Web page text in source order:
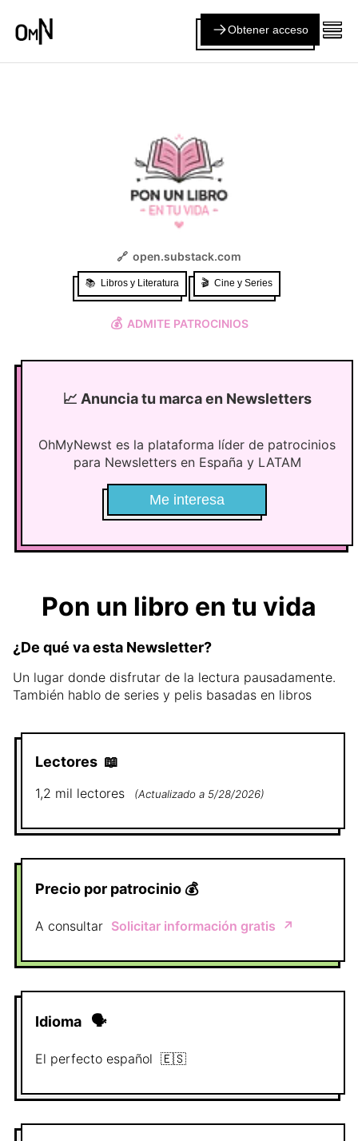
Obtener acceso
🔗 open.substack.com
📚 Libros y Literatura 🎬 Cine y Series
💰 ADMITE PATROCINIOS
📈 Anuncia tu marca en Newsletters
OhMyNewst es la plataforma líder de patrocinios
para Newsletters en España y LATAM
Me interesa
Pon un libro en tu vida
¿De qué va esta Newsletter?
Un lugar donde disfrutar de la lectura pausadamente.
También hablo de series y pelis basadas en libros
Lectores 📖
1,2 mil lectores (Actualizado a 5/28/2026)
Precio por patrocinio 💰
A consultar Solicitar información gratis ↗️
Idioma 🗣
El perfecto español 🇪🇸